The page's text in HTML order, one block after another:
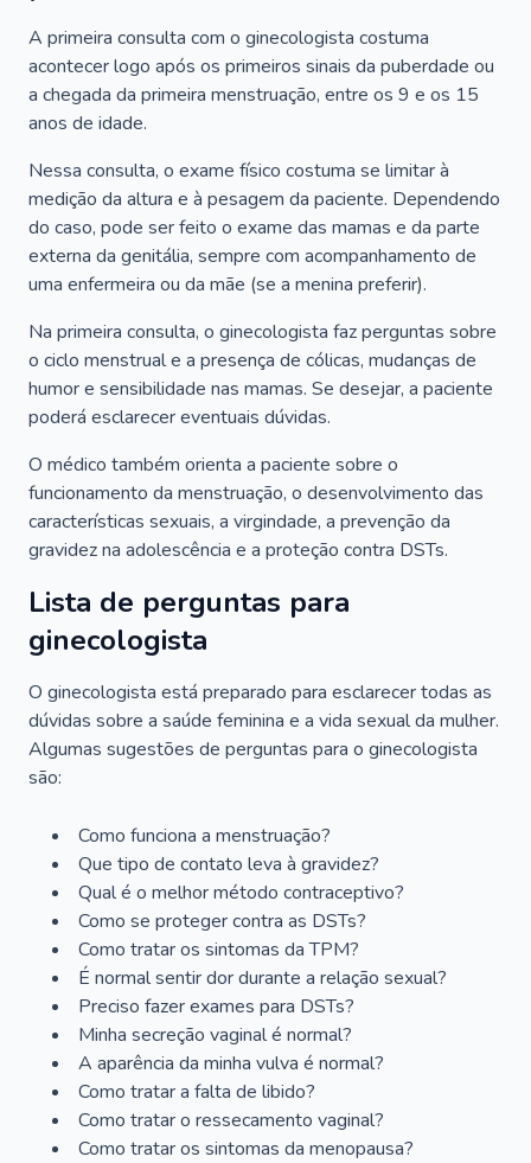
A primeira consulta com o ginecologista costuma
acontecer logo após os primeiros sinais da puberdade ou
a chegada da primeira menstruação, entre os 9 e os 15
anos de idade.
Nessa consulta, o exame físico costuma se limitar à
medição da altura e à pesagem da paciente. Dependendo
do caso, pode ser feito o exame das mamas e da parte
externa da genitália, sempre com acompanhamento de
uma enfermeira ou da mãe (se a menina preferir).
Na primeira consulta, o ginecologista faz perguntas sobre
o ciclo menstrual e a presença de cólicas, mudanças de
humor e sensibilidade nas mamas. Se desejar, a paciente
poderá esclarecer eventuais dúvidas.
O médico também orienta a paciente sobre o
funcionamento da menstruação, o desenvolvimento das
características sexuais, a virgindade, a prevenção da
gravidez na adolescência e a proteção contra DSTs.
Lista de perguntas para
ginecologista
O ginecologista está preparado para esclarecer todas as
dúvidas sobre a saúde feminina e a vida sexual da mulher.
Algumas sugestões de perguntas para o ginecologista
são:
Como funciona a menstruação?
Que tipo de contato leva à gravidez?
Qual é o melhor método contraceptivo?
Como se proteger contra as DSTs?
Como tratar os sintomas da TPM?
É normal sentir dor durante a relação sexual?
Preciso fazer exames para DSTs?
Minha secreção vaginal é normal?
A aparência da minha vulva é normal?
Como tratar a falta de libido?
Como tratar o ressecamento vaginal?
Como tratar os sintomas da menopausa?